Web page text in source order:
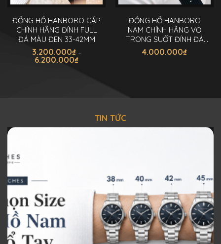
trên
trang
sản
phẩm
ĐỒNG HỒ HANBORO CẶP
CHÍNH HÃNG ĐÍNH FULL
ĐÁ MÀU ĐEN 33-42MM
3.200.000₫ –
6.200.000₫Khoảng
chọn
trang
ĐỒNG HỒ HANBORO
NAM CHÍNH HÃNG VỎ
TRONG SUỐT ĐÍNH ĐÁ
42MM
4.000.000₫
TIN TỨC